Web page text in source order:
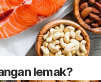
lemak?